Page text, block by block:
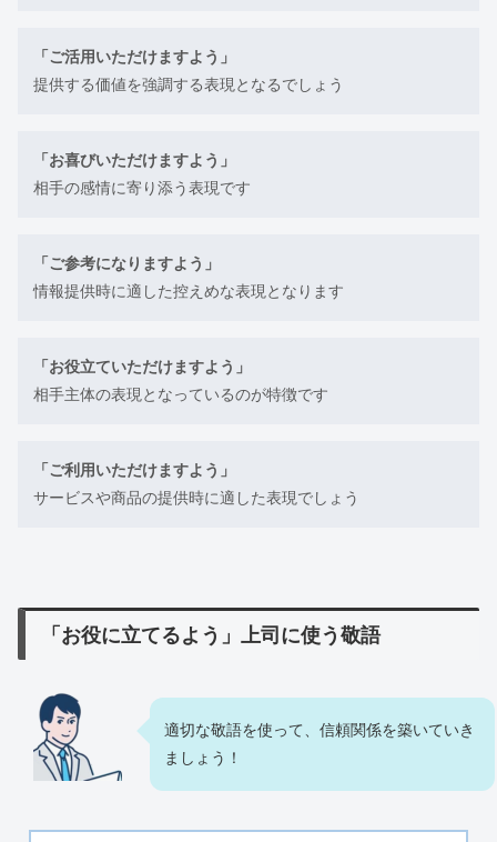
「ご活用いただけますよう」
提供する価値を強調する表現となるでしょう
「お喜びいただけますよう」
相手の感情に寄り添う表現です
「ご参考になりますよう」
情報提供時に適した控えめな表現となります
「お役立ていただけますよう」
相手主体の表現となっているのが特徴です
「ご利用いただけますよう」
サービスや商品の提供時に適した表現でしょう
「お役に立てるよう」上司に使う敬語
適切な敬語を使って、信頼関係を築いていき
ましょう！